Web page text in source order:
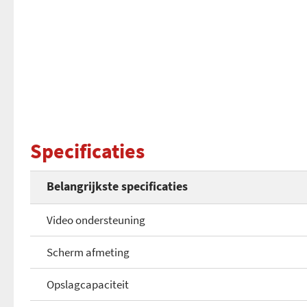
Specificaties
Belangrijkste specificaties
Video ondersteuning
Scherm afmeting
Opslagcapaciteit